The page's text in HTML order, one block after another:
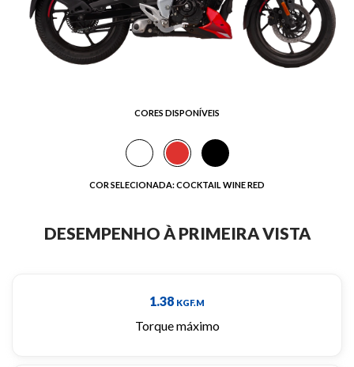
CORES DISPONÍVEIS
COR SELECIONADA:COCKTAIL WINE RED
DESEMPENHO À PRIMEIRA VISTA
1.38 KGF.M
Torque máximo